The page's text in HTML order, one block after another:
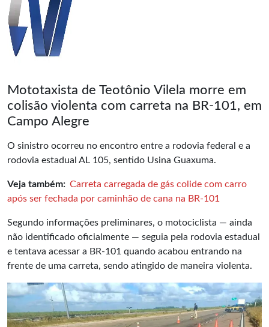
Mototaxista de Teotônio Vilela morre em
colisão violenta com carreta na BR-101, em
Campo Alegre
O sinistro ocorreu no encontro entre a rodovia federal e a
rodovia estadual AL 105, sentido Usina Guaxuma.
Veja também: Carreta carregada de gás colide com carro
após ser fechada por caminhão de cana na BR-101
Segundo informações preliminares, o motociclista — ainda
não identificado oficialmente — seguia pela rodovia estadual
e tentava acessar a BR-101 quando acabou entrando na
frente de uma carreta, sendo atingido de maneira violenta.